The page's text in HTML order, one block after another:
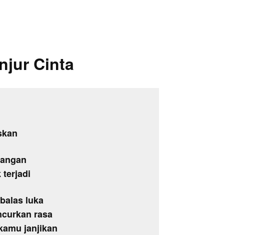
Cinta
terjadi
luka
rasa
janjikan